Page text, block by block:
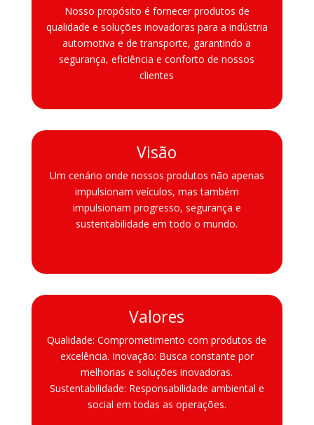
Nosso propósito é fornecer produtos de
qualidade e soluções inovadoras para a indústria
automotiva e de transporte, garantindo a
segurança, eficiência e conforto de nossos
clientes
Visão
Um cenário onde nossos produtos não apenas
impulsionam veículos, mas também
impulsionam progresso, segurança e
sustentabilidade em todo o mundo.
Valores
Qualidade: Comprometimento com produtos de
excelência. Inovação: Busca constante por
melhorias e soluções inovadoras.
Sustentabilidade: Responsabilidade ambiental e
social em todas as operações.